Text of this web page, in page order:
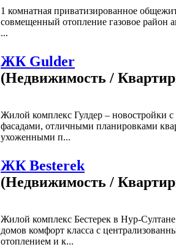
1 комнатная приватизированное
совмещенный отопление газовое район
...
ЖК Gulder
(Недвижимость /
Жилой комплекс Гулдер – новостройки
фасадами, отличными планировками
ухоженными п...
ЖК Besterek
(Недвижимость /
Жилой комплекс Бестерек в Нур-Султане
домов комфорт класса с
отоплением и к...